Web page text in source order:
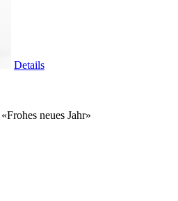
Details
neues Jahr»